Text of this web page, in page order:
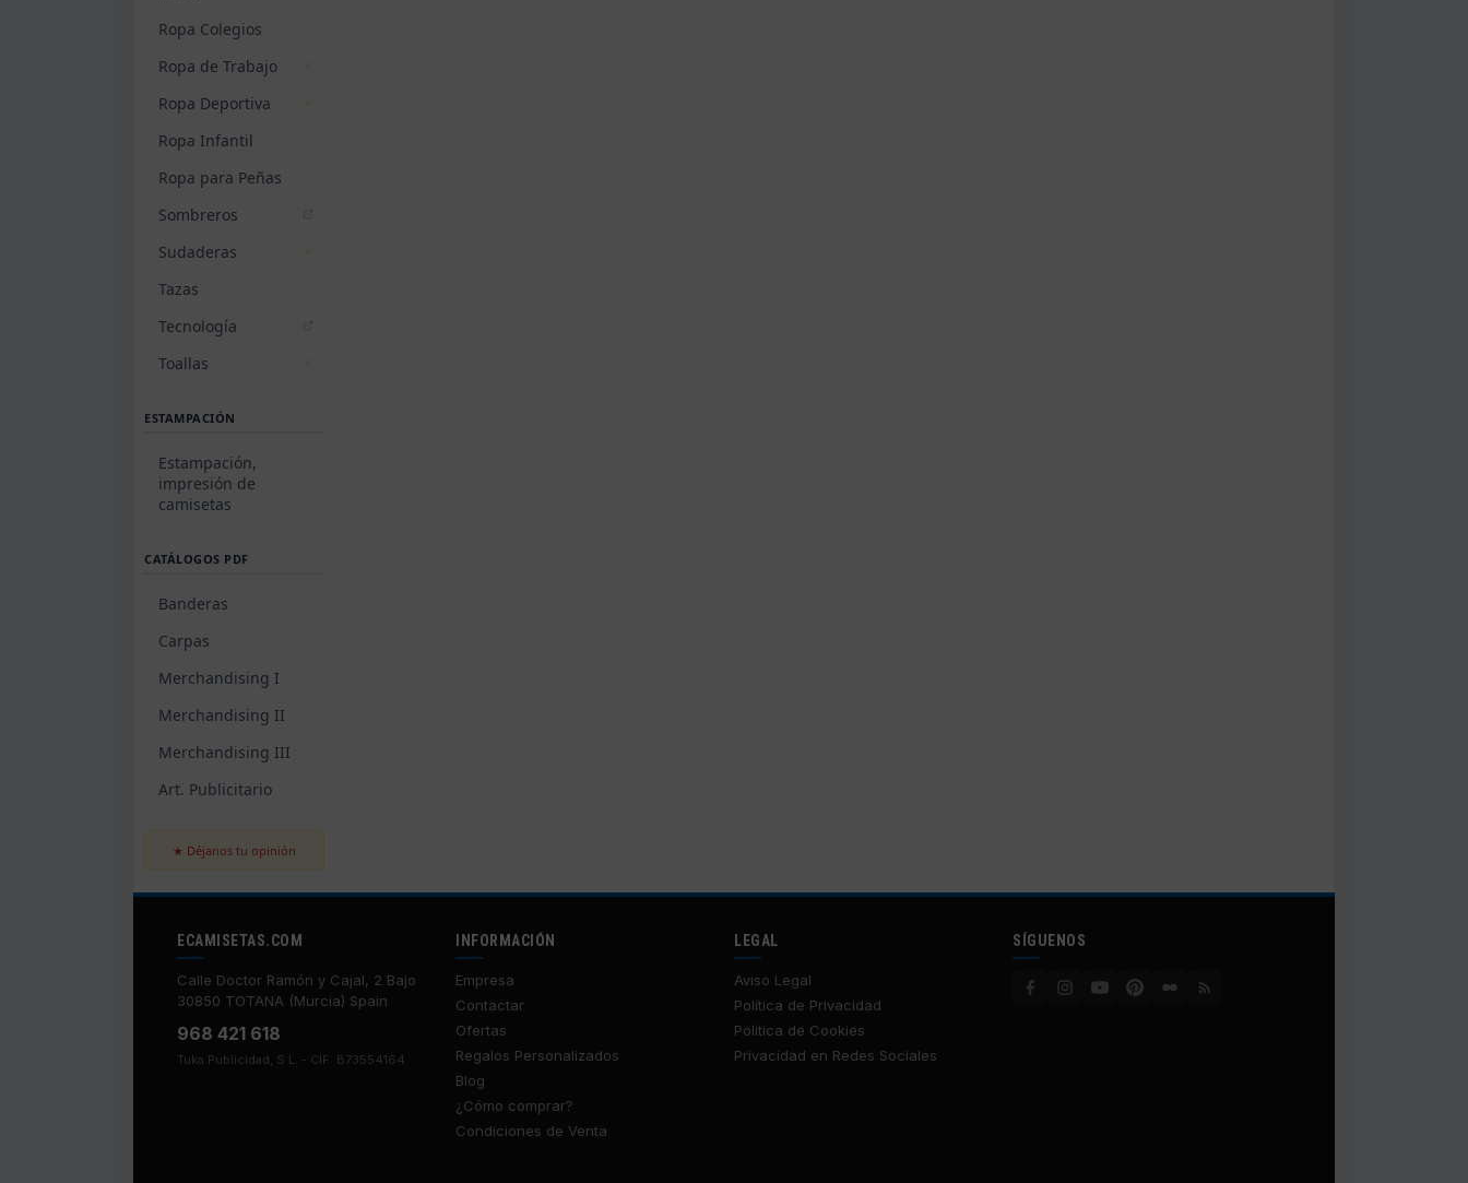
Ropa Colegios
Ropa de Trabajo
Ropa Deportiva
Ropa Infantil
Ropa para Peñas
Sombreros
Sudaderas
Tazas
Tecnología
Toallas
ESTAMPACIÓN
Estampación,
impresión de
camisetas
CATÁLOGOS PDF
Banderas
Carpas
Merchandising I
Merchandising II
Merchandising III
Art. Publicitario
★ Déjanos tu opinión
ECAMISETAS.COM
Calle Doctor Ramón y Cajal, 2 Bajo
30850 TOTANA (Murcia) Spain
968 421 618
Tuka Publicidad, S.L. - CIF: B73554164
INFORMACIÓN
Empresa
Contactar
Ofertas
Regalos Personalizados
Blog
¿Cómo comprar?
Condiciones de Venta
LEGAL
Aviso Legal
Política de Privacidad
Política de Cookies
Privacidad en Redes Sociales
SÍGUENOS